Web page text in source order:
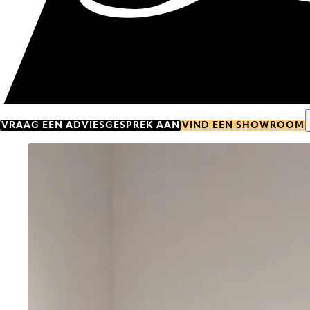
VRAAG EEN ADVIESGESPREK AAN VIND EEN SHOWROOM
Go to item 0